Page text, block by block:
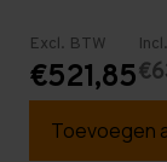
Excl. BTW
€521,85
Toevoegen